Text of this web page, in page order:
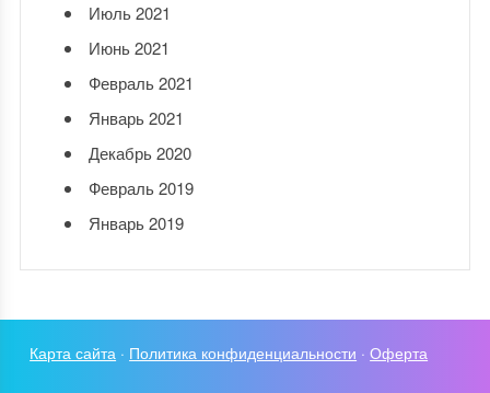
Июль 2021
Июнь 2021
Февраль 2021
Январь 2021
Декабрь 2020
Февраль 2019
Январь 2019
Карта сайта · Политика конфиденциальности ·Оферта